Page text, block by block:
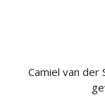
Camiel van der